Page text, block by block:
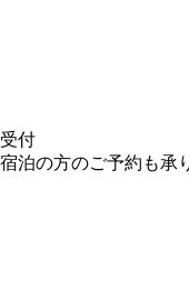
付
泊の方のご予約も承